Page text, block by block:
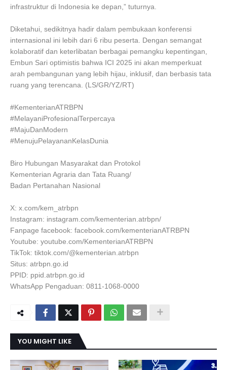
infrastruktur di Indonesia ke depan,” tuturnya.
Diketahui, sedikitnya hadir dalam pembukaan konferensi
internasional ini lebih dari 6 ribu peserta. Dengan semangat
kolaboratif dan keterlibatan berbagai pemangku kepentingan,
Embun Sari optimistis bahwa ICI 2025 ini akan memperkuat
arah pembangunan yang lebih hijau, inklusif, dan berbasis tata
ruang yang terencana. (LS/GR/YZ/RT)
#KementerianATRBPN
#MelayaniProfesionalTerpercaya
#MajuDanModern
#MenujuPelayananKelasDunia
Biro Hubungan Masyarakat dan Protokol
Kementerian Agraria dan Tata Ruang/
Badan Pertanahan Nasional
X: x.com/kem_atrbpn
Instagram: instagram.com/kementerian.atrbpn/
Fanpage facebook: facebook.com/kementerianATRBPN
Youtube: youtube.com/KementerianATRBPN
TikTok: tiktok.com/@kementerian.atrbpn
Situs: atrbpn.go.id
PPID: ppid.atrbpn.go.id
WhatsApp Pengaduan: 0811-1068-0000
YOU MIGHT LIKE